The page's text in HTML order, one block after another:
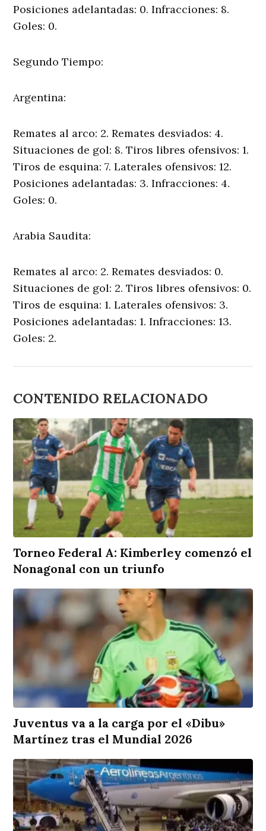
Posiciones adelantadas: 0. Infracciones: 8.
Goles: 0.
Segundo Tiempo:
Argentina:
Remates al arco: 2. Remates desviados: 4.
Situaciones de gol: 8. Tiros libres ofensivos: 1.
Tiros de esquina: 7. Laterales ofensivos: 12.
Posiciones adelantadas: 3. Infracciones: 4.
Goles: 0.
Arabia Saudita:
Remates al arco: 2. Remates desviados: 0.
Situaciones de gol: 2. Tiros libres ofensivos: 0.
Tiros de esquina: 1. Laterales ofensivos: 3.
Posiciones adelantadas: 1. Infracciones: 13.
Goles: 2.
CONTENIDO RELACIONADO
Torneo Federal A: Kimberley comenzó el
Nonagonal con un triunfo
Juventus va a la carga por el «Dibu»
Martínez tras el Mundial 2026